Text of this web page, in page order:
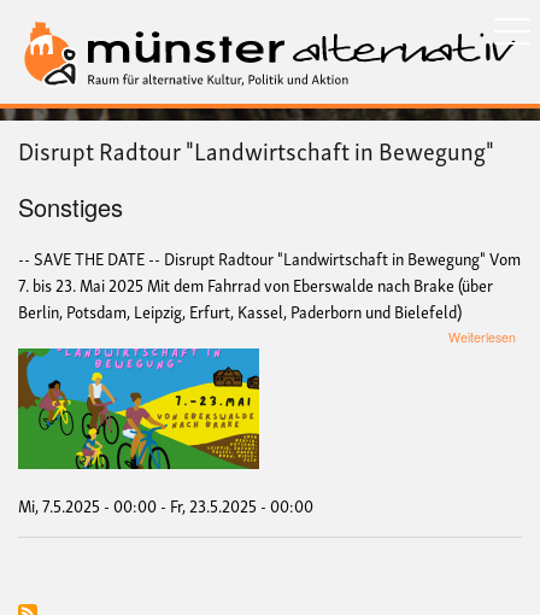
zum
Inhalt
Disrupt Radtour "Landwirtschaft in Bewegung"
Sonstiges
-- SAVE THE DATE -- Disrupt Radtour "Landwirtschaft in Bewegung" Vom
7. bis 23. Mai 2025 Mit dem Fahrrad von Eberswalde nach Brake (über
Berlin, Potsdam, Leipzig, Erfurt, Kassel, Paderborn und Bielefeld)
Weiterlesen
Mi, 7.5.2025 - 00:00- Fr, 23.5.2025 - 00:00